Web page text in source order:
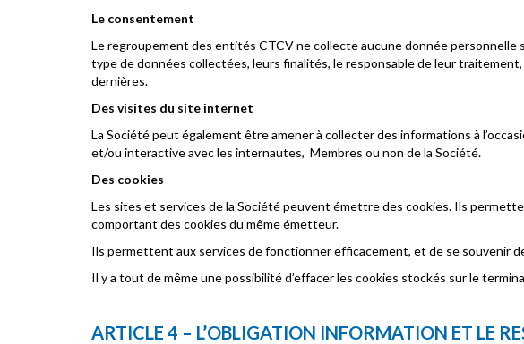
Le consentement
Le regroupement des entités CTCV ne collecte aucune donnée
type de données collectées, leurs finalités, le responsable de leur
dernières.
Des visites du site internet
La Société peut également être amener à collecter des informations à
et/ou interactive avec les internautes, Membres ou non de la Société.
Des cookies
Les sites et services de la Société peuvent émettre des cookies. Ils
comportant des cookies du même émetteur.
Ils permettent aux services de fonctionner efficacement, et de se souvenir
Il y a tout de même une possibilité d’effacer les cookies stockés sur le
ARTICLE 4 – L’OBLIGATION INFORMATION ET LE